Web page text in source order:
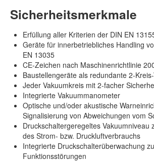
Sicherheitsmerkmale
Erfüllung aller Kriterien der DIN EN
Geräte für innerbetriebliches Handling
EN 13035
CE-Zeichen nach Maschinenrichtlinie
Baustellengeräte als redundante 2-
Jeder Vakuumkreis mit 2-facher
Integrierte Vakuummanometer
Optische und/oder akustische
Signalisierung von Abweichungen vom
Druckschaltergeregeltes Vakuumniveau
des Strom- bzw. Druckluftverbrauchs
Integrierte Druckschalterüberwachung
Funktionsstörungen